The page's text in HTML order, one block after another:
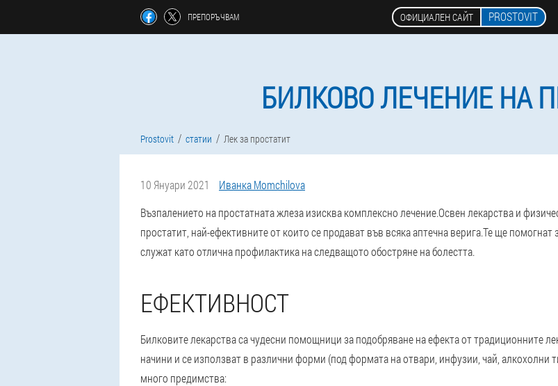
ПРЕПОРЪЧВАМ ОФИЦИАЛЕН САЙТ PROSTOVIT
БИЛКОВО ЛЕЧЕНИЕ НА
Prostovit статии Лек за простатит
10 Януари 2021
Иванка Momchilova
Възпалението на простатната жлеза изисква комплексно лечение.Освен лекарства и
простатит, най-ефективните от които се продават във всяка аптечна верига.Те ще помогнат
служат като отлична профилактика на следващото обостряне на болестта.
ЕФЕКТИВНОСТ
Билковите лекарства са чудесни помощници за подобряване на ефекта от традиционните
начини и се използват в различни форми (под формата на отвари, инфузии, чай, алкохолни
много предимства: